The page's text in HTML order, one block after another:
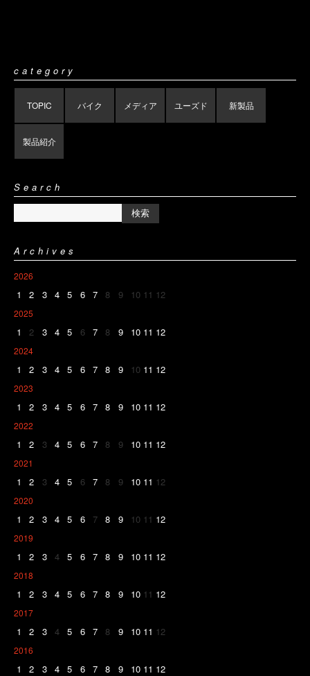
category
TOPIC バイク メディア ユーズド 新製品
製品紹介
Search
Archives
2026
1 2 3 4 5 6 7 8 9 10 11 12
2025
1 2 3 4 5 6 7 8 9 10 11 12
2024
1 2 3 4 5 6 7 8 9 10 11 12
2023
1 2 3 4 5 6 7 8 9 10 11 12
2022
1 2 3 4 5 6 7 8 9 10 11 12
2021
1 2 3 4 5 6 7 8 9 10 11 12
2020
1 2 3 4 5 6 7 8 9 10 11 12
2019
1 2 3 4 5 6 7 8 9 10 11 12
2018
1 2 3 4 5 6 7 8 9 10 11 12
2017
1 2 3 4 5 6 7 8 9 10 11 12
2016
1 2 3 4 5 6 7 8 9 10 11 12